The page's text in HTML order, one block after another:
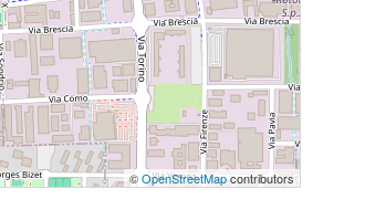
©OpenStreetMapcontributors